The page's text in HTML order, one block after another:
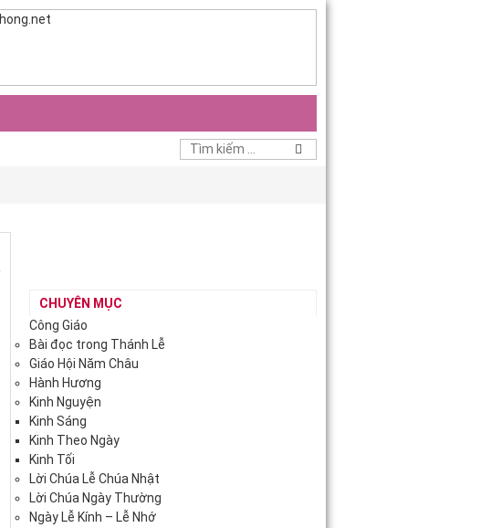
CHUYÊN MỤC
Công Giáo
Bài đọc trong Thánh Lễ
Giáo Hội Năm Châu
Hành Hương
Kinh Nguyện
Kinh Sáng
Kinh Theo Ngày
Kinh Tối
Lời Chúa Lễ Chúa Nhật
Lời Chúa Ngày Thường
Ngày Lễ Kính – Lễ Nhớ